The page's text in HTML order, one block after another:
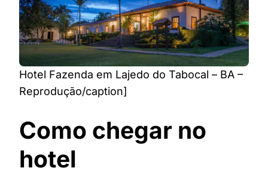
Hotel Fazenda em Lajedo do Tabocal – BA –
Reprodução/caption]
Como chegar no
hotel